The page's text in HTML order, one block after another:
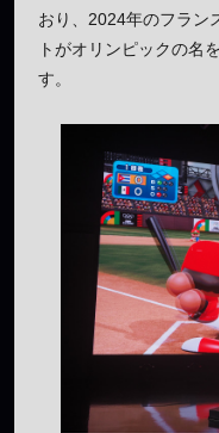
おり、2024年のフラン
トがオリンピックの名
す。